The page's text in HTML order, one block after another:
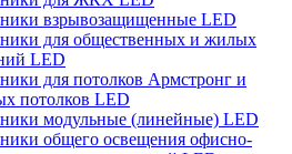
взрывозащищенные LED
для общественных и жилых
LED
для потолков Армстронг и
потолков LED
модульные (линейные) LED
общего освещения офисно-